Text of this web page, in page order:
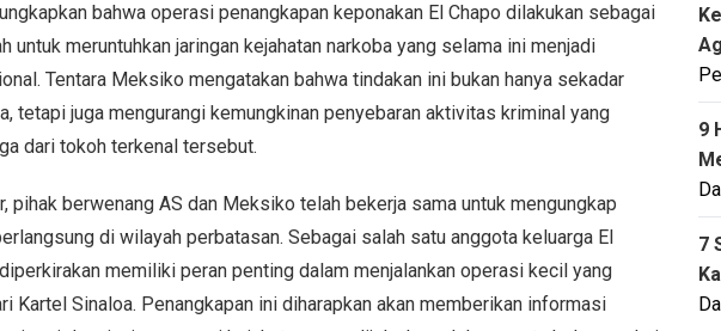
bahwa operasi penangkapan keponakan El Chapo dilakukan sebagai
untuk meruntuhkan jaringan kejahatan narkoba yang selama ini menjadi
Tentara Meksiko mengatakan bahwa tindakan ini bukan hanya sekadar
tetapi juga mengurangi kemungkinan penyebaran aktivitas kriminal yang
dari tokoh terkenal tersebut.
pihak berwenang AS dan Meksiko telah bekerja sama untuk mengungkap
di wilayah perbatasan. Sebagai salah satu anggota keluarga El
memiliki peran penting dalam menjalankan operasi kecil yang
Kartel Sinaloa. Penangkapan ini diharapkan akan memberikan informasi
9
7